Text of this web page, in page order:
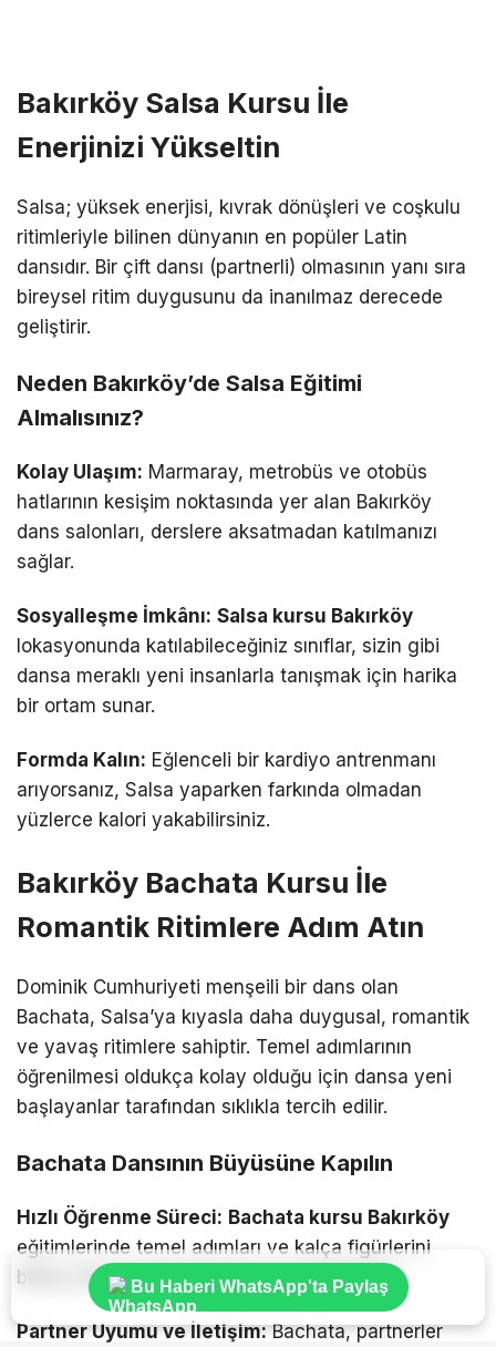
Bakırköy Salsa Kursu İle
Enerjinizi Yükseltin
Salsa; yüksek enerjisi, kıvrak dönüşleri ve coşkulu
ritimleriyle bilinen dünyanın en popüler Latin
dansıdır. Bir çift dansı (partnerli) olmasının yanı sıra
bireysel ritim duygusunu da inanılmaz derecede
geliştirir.
Neden Bakırköy’de Salsa Eğitimi
Almalısınız?
Kolay Ulaşım: Marmaray, metrobüs ve otobüs
hatlarının kesişim noktasında yer alan Bakırköy
dans salonları, derslere aksatmadan katılmanızı
sağlar.
Sosyalleşme İmkânı: Salsa kursu Bakırköy
lokasyonunda katılabileceğiniz sınıflar, sizin gibi
dansa meraklı yeni insanlarla tanışmak için harika
bir ortam sunar.
Formda Kalın: Eğlenceli bir kardiyo antrenmanı
arıyorsanız, Salsa yaparken farkında olmadan
yüzlerce kalori yakabilirsiniz.
Bakırköy Bachata Kursu İle
Romantik Ritimlere Adım Atın
Dominik Cumhuriyeti menşeili bir dans olan
Bachata, Salsa’ya kıyasla daha duygusal, romantik
ve yavaş ritimlere sahiptir. Temel adımlarının
öğrenilmesi oldukça kolay olduğu için dansa yeni
başlayanlar tarafından sıklıkla tercih edilir.
Bachata Dansının Büyüsüne Kapılın
Hızlı Öğrenme Süreci: Bachata kursu Bakırköy
eğitimlerinde temel adımları ve kalça figürlerini
birkaç ders içinde kolayca kavrayabilirsiniz.
Partner Uyumu ve İletişim:Bachata, partnerler
Bu Haberi WhatsApp'ta Paylaş